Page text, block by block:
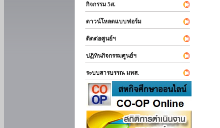
กิจกรรม 5ส.
ดาวน์โหลดแบบฟอร์ม
ติดต่อศูนย์ฯ
ปฏิทินกิจกรรมศูนย์ฯ
ระบบสารบรรณ มทส.